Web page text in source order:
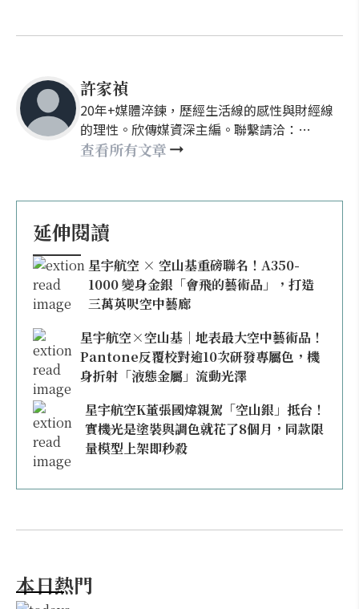
許家禎
20年+媒體淬鍊，歷經生活線的感性與財經線
的理性。欣傳媒資深主編。聯繫請洽：
nellyhsu@xinmedia.com
查看所有文章
延伸閱讀
星宇航空 × 空山基重磅聯名！A350-
1000 變身金銀「會飛的藝術品」，打造
三萬英呎空中藝廊
星宇航空×空山基｜地表最大空中藝術品！
Pantone反覆校對逾10次研發專屬色，機
身折射「液態金屬」流動光澤
星宇航空K董張國煒親駕「空山銀」抵台！
實機光是塗裝與調色就花了8個月，同款限
量模型上架即秒殺
本日熱門